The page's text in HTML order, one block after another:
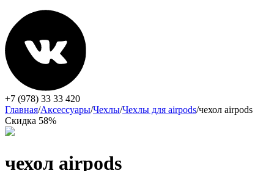
+7 (978) 33 33 420
Главная/Аксессуары/Чехлы/Чехлы для airpods/чехол airpods
Скидка 58%
чехол airpods